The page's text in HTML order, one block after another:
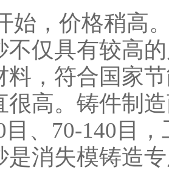
，价格稍高
不仅具有较高
料，符合国家
很高。铸件制
目、70-140目
是消失模铸造